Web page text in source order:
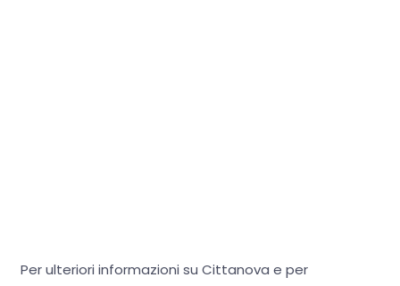
Per ulteriori informazioni su Cittanova e per